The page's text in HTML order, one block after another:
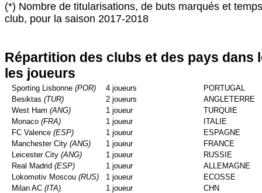
(*) Nombre de titularisations, de buts marqués et
club, pour la saison 2017-2018
Répartition des clubs et des pays dans
les joueurs
Sporting Lisbonne (POR)
4 joueurs
Besiktas (TUR)
2 joueurs
West Ham (ANG)
1 joueur
Monaco (FRA)
1 joueur
FC Valence (ESP)
1 joueur
Manchester City (ANG)
1 joueur
Leicester City (ANG)
1 joueur
Real Madrid (ESP)
1 joueur
Lokomotiv Moscou (RUS)
1 joueur
Milan AC (ITA)
1 joueur
PORTUGAL
ANGLETERRE
TURQUIE
ITALIE
ESPAGNE
FRANCE
RUSSIE
ALLEMAGNE
ECOSSE
CHN